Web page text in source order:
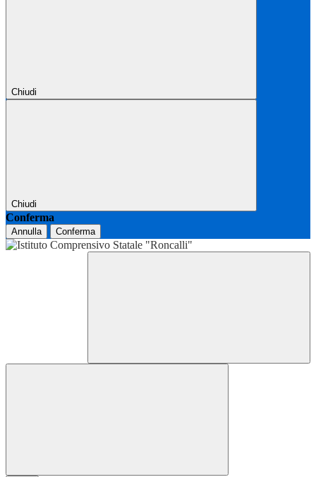
Chiudi
Chiudi
Conferma
Annulla Conferma